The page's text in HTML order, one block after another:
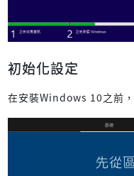
初始化設定
在安裝Windows 10之前